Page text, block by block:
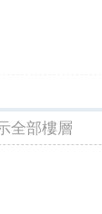
全部樓層